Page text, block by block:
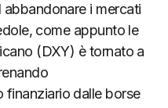
i mercati
come appunto le
(DXY) è tornato a
finanziario dalle borse